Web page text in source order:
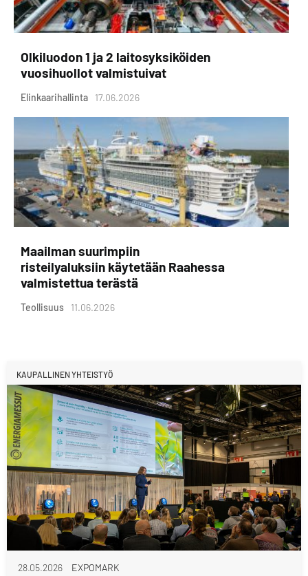
Olkiluodon 1 ja 2 laitosyksiköiden
vuosihuollot valmistuivat
Elinkaarihallinta 17.06.2026
Maailman suurimpiin
risteilyaluksiin käytetään Raahessa
valmistettua terästä
Teollisuus 11.06.2026
KAUPALLINEN YHTEISTYÖ
28.05.2026 EXPOMARK